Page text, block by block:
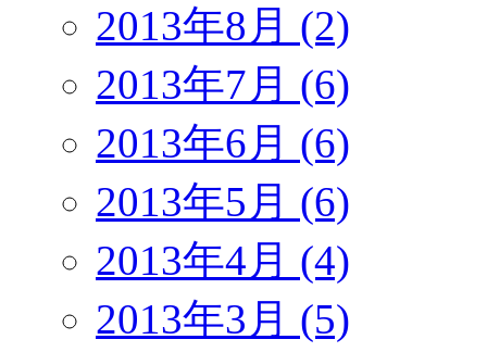
2013年8月 (2)
2013年7月 (6)
2013年6月 (6)
2013年5月 (6)
2013年4月 (4)
2013年3月 (5)